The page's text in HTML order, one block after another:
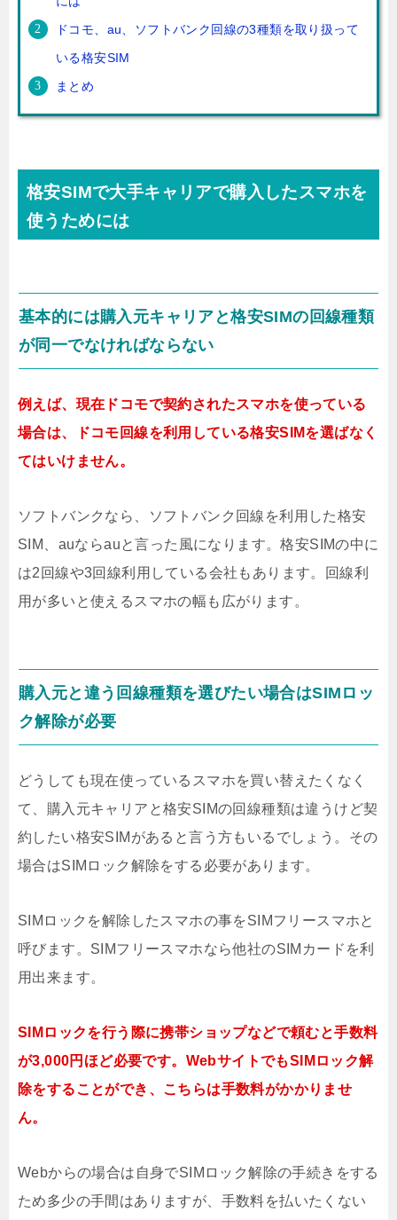
ドコモ、au、ソフトバンク回線の3種類を取り扱って
いる格安SIM
まとめ
格安SIMで大手キャリアで購入したスマホを
使うためには
基本的には購入元キャリアと格安SIMの回線種類
が同一でなければならない
例えば、現在ドコモで契約されたスマホを使っている
場合は、ドコモ回線を利用している格安SIMを選ばなく
てはいけません。
ソフトバンクなら、ソフトバンク回線を利用した格安
SIM、auならauと言った風になります。格安SIMの中に
は2回線や3回線利用している会社もあります。回線利
用が多いと使えるスマホの幅も広がります。
購入元と違う回線種類を選びたい場合はSIMロッ
ク解除が必要
どうしても現在使っているスマホを買い替えたくなく
て、購入元キャリアと格安SIMの回線種類は違うけど契
約したい格安SIMがあると言う方もいるでしょう。その
場合はSIMロック解除をする必要があります。
SIMロックを解除したスマホの事をSIMフリースマホと
呼びます。SIMフリースマホなら他社のSIMカードを利
用出来ます。
SIMロックを行う際に携帯ショップなどで頼むと手数料
が3,000円ほど必要です。WebサイトでもSIMロック解
除をすることができ、こちらは手数料がかかりませ
ん。
Webからの場合は自身でSIMロック解除の手続きをする
ため多少の手間はありますが、手数料を払いたくない